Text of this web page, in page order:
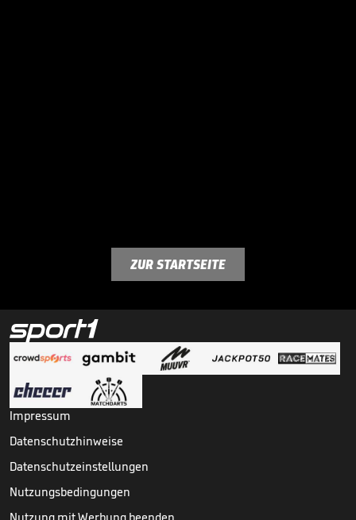
ZUR STARTSEITE
Impressum
Datenschutzhinweise
Datenschutzeinstellungen
Nutzungsbedingungen